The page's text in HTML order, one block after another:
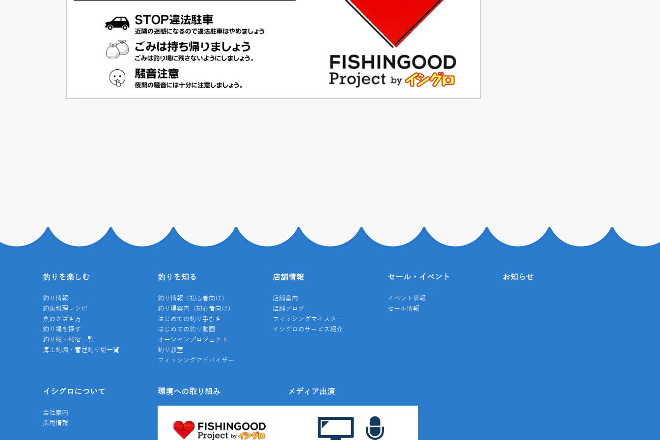
釣りを楽しむ
釣り情報
釣魚料理レシピ
魚のさばき方
釣り場を探す
釣り船・船宿一覧
海上釣堀・管理釣り場一覧
釣りを知る
釣り情報（初心者向け）
釣り場案内（初心者向け）
はじめての釣り手引き
はじめての釣り動画
オーシャンプロジェクト
釣り教室
フィッシングアドバイザー
店舗情報
店舗案内
店舗ブログ
フィッシングマイスター
イシグロのサービス紹介
セール・イベント
イベント情報
セール情報
お知らせ
イシグロについて
会社案内
採用情報
環境への取り組み メディア出演